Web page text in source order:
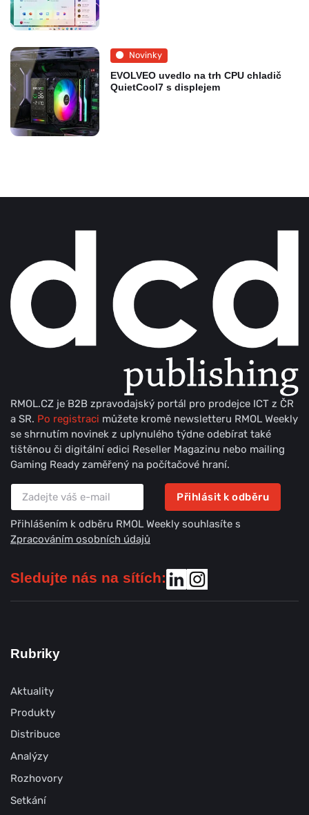
Novinky
EVOLVEO uvedlo na trh CPU chladič
QuietCool7 s displejem
RMOL.CZ je B2B zpravodajský portál pro prodejce ICT z ČR
a SR. Po registraci můžete kromě newsletteru RMOL Weekly
se shrnutím novinek z uplynulého týdne odebírat také
tištěnou či digitální edici Reseller Magazinu nebo mailing
Gaming Ready zaměřený na počítačové hraní.
Přihlásit k odběru
Přihlášením k odběru RMOL Weekly souhlasíte s
Zpracováním osobních údajů
Sledujte nás na sítích:
Rubriky
Aktuality
Produkty
Distribuce
Analýzy
Rozhovory
Setkání